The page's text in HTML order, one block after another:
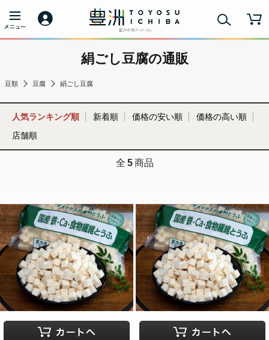
絹ごし豆腐の通販
豆類 豆腐 絹ごし豆腐
人気ランキング順 新着順 価格の安い順
価格の高い順
店舗順
全 5 商品